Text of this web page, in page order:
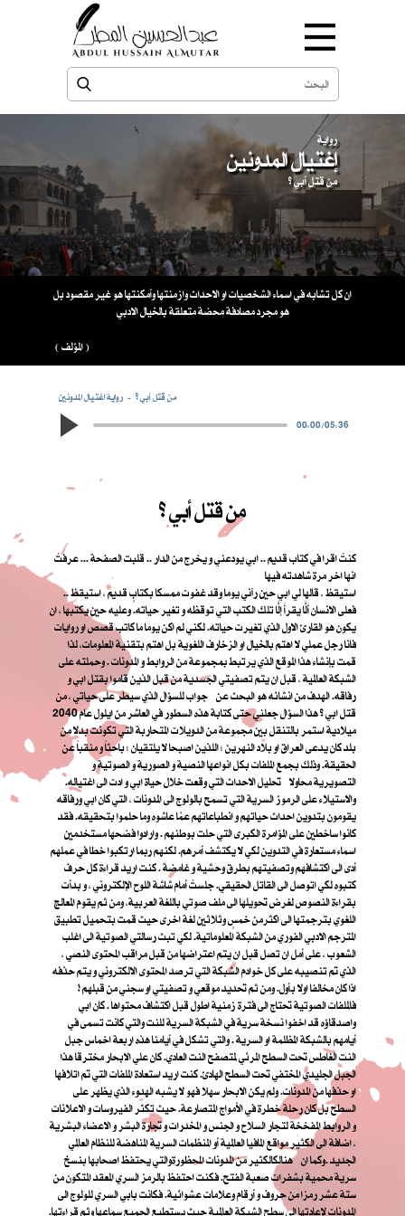
رواية
إغتيال المدونين
من قتل أبي ؟
ان كل تشابه في اسماء الشخصيات او الاحداث وازمنتها وأمكنتها هو غير مقصود بل
هو مجرد مصادفة محضة متعلقة بالخيال الادبي
( المؤلف )
رواية اغتيال المدونين
من قتل أبي ؟
00:00/05:36
من قتل أبي ؟
كنتُ اقرا في كتاب قديم .. ابي يودعني و يخرج من الدار .. قلبت الصفحة ... عرفتُ
انها اخر مرة شاهدته فيها
استيقظ ، قالها لي ابي حين رآني يوما وقد غفوت ممسكا بكتابٍ قديم ، استيقظ ..
فعلى الانسان أَلَّا يقرأَ إلَّا تلك الكتب التي توقظه و تغير حياته. وعليه حين يكتبها ، ان
يكون هو القارئ الاول الذي تغيرت حياته. لكني لم اكن يوما ما كاتب قصص او روايات
فانا رجل عملي لا اهتم بالخيال او الزخارف اللغوية بل اهتم بتقنية المعلومات، لذا
قمت بإنشاء هذا الموقع الذي يرتبط بمجموعة من الروابط و المدونات . وحملته على
الشبكة العالمية ، قبل ان يتم تصفيتي الجسدية من قبل الذين قاموا بقتل ابي و
رفاقه. الهدف من انشائه هو البحث عن جواب للسؤال الذي سيطر على حياتي ، من
قتل ابي ؟ هذا السؤال جعلني حتى كتابة هذه السطور في العاشر من ايلول عام 2040
ميلادية استمر بالتنقل بين مجموعة من الدويلات المتحاربة التي تكونت بدلا من
بلد كان يدعى العراق او بلاد النهرين ؛ اللذين اصبحا لا يلتقيان ؛ باحثاً و منقباً عن
الحقيقة. وذلك بجمع الملفات بكل انواعها النصية و الصورية و الصوتية و
التصويرية محاولا تحليل الاحداث التي وقعت خلال حياة ابي و ادت الى اغتياله.
والاستيلاء على الرموز السرية التي تسمح بالولوج الى المدونات ، التي كان ابي ورفاقه
يقومون بتدوين احداث حياتهم و انطباعاتهم عمّا عاشوه وما حلموا بتحقيقه. فقد
كانوا ساخطين على المؤامرة الكبرى التي حلت بوطنهم . وارادوا فضحها مستخدمين
اسماء مستعارة في التدوين لكي لا يكتشف أمرهم. لكنهم ربما ارتكبوا خطا في عملهم
أدى الى اكتشافهم وتصفيتهم بطرق وحشية و غامضة . كنت اريد قراءة كل حرف
كتبوه لكي اتوصل الى القاتل الحقيقي. جلستُ أمام شاشة اللوح الإلكتروني ، و بدأت
بقراءة النصوص لغرض تحويلها الى ملف صوتي باللغة العربية، ومن ثم يقوم المعالج
اللغوي بترجمتها الى اكثرمن خمسٍ وثلاثين لغة اخرى حيث قمت بتحميل تطبيق
المترجم الادبي الفوري من الشبكة المعلوماتية. لكي تبث رسالتي الصوتية الى اغلب
الشعوب ، على أمل ان تصل قبل ان يتم اعتراضها من قبل مراقب المحتوى النصي ،
الذي تم تنصيبه على كل خوادم الشبكة التي ترصد المحتوى الالكتروني و يتم حذفه
اذا كان مخالفا اولا بأول. ومن ثم تحديد موقعي و تصفيتي او سجني من قبلهم !
فالملفات الصوتية تحتاج الى فترة زمنية اطول قبل اكتشاف محتواها . كان ابي
واصدقاؤه قد اخفوا نسخة سرية في الشبكة السرية للنت والتي كانت تسمى في
أيامهم بالشبكة المظلمة او السرية . والتي تشكل في أيامنا هذه اربعة اخماس جبل
النت الغاطس تحت السطح المرئي لمتصفح النت العادي. كان علي الابحار مخترقا هذا
الجبل الجليدي المختفي تحت السطح الهادئ. كنت اريد استعادة الملفات التي تم اتلافها
او حذفها من المدونات. ولم يكن الابحار سهلا فهو لا يشبه الهدوء الذي يظهر على
السطح بل كان رحلة خطرة في الأمواج المتصارعة. حيث تكثر الفيروسات و الاعلانات
و الروابط المفخخة لتجار السلاح و الجنس و المخدرات و تجارة البشر و الاعضاء البشرية
، اضافة الى الكثير مواقع المافيا العالمية أو المنظمات السرية المناهضة للنظام العالمي
الجديد .وكما ان هنالكالكثير من المدونات المحظورةوالتي يحتفظ اصحابها بنسخ
سرية محمية بشفرات صعبة الفتح. فكنت احتفظ بالرمز السري المعقد المتكون من
ستة عشر رمزا من حروف و أرقام وعلامات عشوائية. فكانت بابي السري للولوج الى